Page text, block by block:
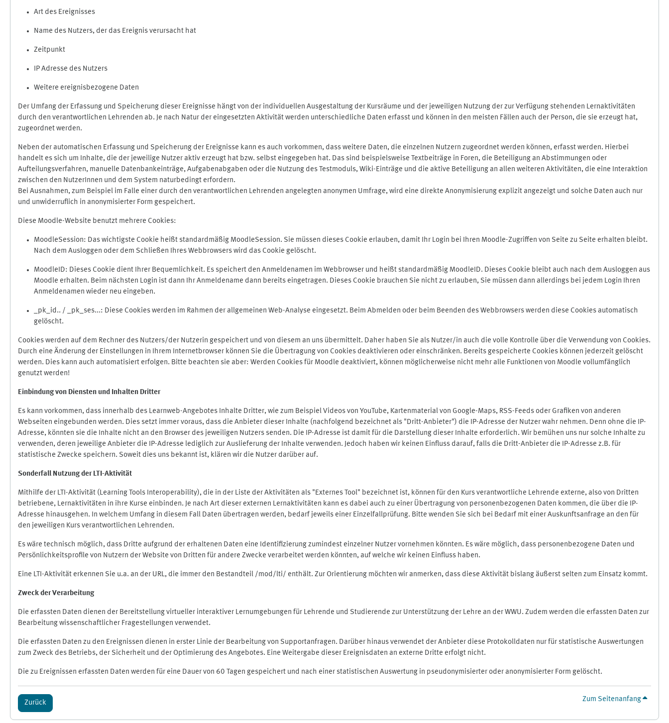
Art des Ereignisses
Name des Nutzers, der das Ereignis verursacht hat
Zeitpunkt
IP Adresse des Nutzers
Weitere ereignisbezogene Daten
Der Umfang der Erfassung und Speicherung dieser Ereignisse hängt von der individuellen Ausgestaltung der Kursräume und der jeweiligen Nutzung der zur Verfügung stehenden Lernaktivitäten
durch den verantwortlichen Lehrenden ab. Je nach Natur der eingesetzten Aktivität werden unterschiedliche Daten erfasst und können in den meisten Fällen auch der Person, die sie erzeugt hat,
zugeordnet werden.
Neben der automatischen Erfassung und Speicherung der Ereignisse kann es auch vorkommen, dass weitere Daten, die einzelnen Nutzern zugeordnet werden können, erfasst werden. Hierbei
handelt es sich um Inhalte, die der jeweilige Nutzer aktiv erzeugt hat bzw. selbst eingegeben hat. Das sind beispielsweise Textbeiträge in Foren, die Beteiligung an Abstimmungen oder
Aufteilungsverfahren, manuelle Datenbankeinträge, Aufgabenabgaben oder die Nutzung des Testmoduls, Wiki-Einträge und die aktive Beteiligung an allen weiteren Aktivitäten, die eine Interaktion
zwischen den NutzerInnen und dem System naturbedingt erfordern.
Bei Ausnahmen, zum Beispiel im Falle einer durch den verantwortlichen Lehrenden angelegten anonymen Umfrage, wird eine direkte Anonymisierung explizit angezeigt und solche Daten auch nur
und unwiderruflich in anonymisierter Form gespeichert.
Diese Moodle-Website benutzt mehrere Cookies:
MoodleSession: Das wichtigste Cookie heißt standardmäßig MoodleSession. Sie müssen dieses Cookie erlauben, damit Ihr Login bei Ihren Moodle-Zugriffen von Seite zu Seite erhalten bleibt.
Nach dem Ausloggen oder dem Schließen Ihres Webbrowsers wird das Cookie gelöscht.
MoodleID: Dieses Cookie dient Ihrer Bequemlichkeit. Es speichert den Anmeldenamen im Webbrowser und heißt standardmäßig MoodleID. Dieses Cookie bleibt auch nach dem Ausloggen aus
Moodle erhalten. Beim nächsten Login ist dann Ihr Anmeldename dann bereits eingetragen. Dieses Cookie brauchen Sie nicht zu erlauben, Sie müssen dann allerdings bei jedem Login Ihren
Anmeldenamen wieder neu eingeben.
_pk_id.. / _pk_ses...: Diese Cookies werden im Rahmen der allgemeinen Web-Analyse eingesetzt. Beim Abmelden oder beim Beenden des Webbrowsers werden diese Cookies automatisch
gelöscht.
Cookies werden auf dem Rechner des Nutzers/der Nutzerin gespeichert und von diesem an uns übermittelt. Daher haben Sie als Nutzer/in auch die volle Kontrolle über die Verwendung von Cookies.
Durch eine Änderung der Einstellungen in Ihrem Internetbrowser können Sie die Übertragung von Cookies deaktivieren oder einschränken. Bereits gespeicherte Cookies können jederzeit gelöscht
werden. Dies kann auch automatisiert erfolgen. Bitte beachten sie aber: Werden Cookies für Moodle deaktiviert, können möglicherweise nicht mehr alle Funktionen von Moodle vollumfänglich
genutzt werden!
Einbindung von Diensten und Inhalten Dritter
Es kann vorkommen, dass innerhalb des Learnweb-Angebotes Inhalte Dritter, wie zum Beispiel Videos von YouTube, Kartenmaterial von Google-Maps, RSS-Feeds oder Grafiken von anderen
Webseiten eingebunden werden. Dies setzt immer voraus, dass die Anbieter dieser Inhalte (nachfolgend bezeichnet als "Dritt-Anbieter") die IP-Adresse der Nutzer wahr nehmen. Denn ohne die IP-
Adresse, könnten sie die Inhalte nicht an den Browser des jeweiligen Nutzers senden. Die IP-Adresse ist damit für die Darstellung dieser Inhalte erforderlich. Wir bemühen uns nur solche Inhalte zu
verwenden, deren jeweilige Anbieter die IP-Adresse lediglich zur Auslieferung der Inhalte verwenden. Jedoch haben wir keinen Einfluss darauf, falls die Dritt-Anbieter die IP-Adresse z.B. für
statistische Zwecke speichern. Soweit dies uns bekannt ist, klären wir die Nutzer darüber auf.
Sonderfall Nutzung der LTI-Aktivität
Mithilfe der LTI-Aktivität (Learning Tools Interoperability), die in der Liste der Aktivitäten als "Externes Tool" bezeichnet ist, können für den Kurs verantwortliche Lehrende externe, also von Dritten
betriebene, Lernaktivitäten in ihre Kurse einbinden. Je nach Art dieser externen Lernaktivitäten kann es dabei auch zu einer Übertragung von personenbezogenen Daten kommen, die über die IP-
Adresse hinausgehen. In welchem Umfang in diesem Fall Daten übertragen werden, bedarf jeweils einer Einzelfallprüfung. Bitte wenden Sie sich bei Bedarf mit einer Auskunftsanfrage an den für
den jeweiligen Kurs verantwortlichen Lehrenden.
Es wäre technisch möglich, dass Dritte aufgrund der erhaltenen Daten eine Identifizierung zumindest einzelner Nutzer vornehmen könnten. Es wäre möglich, dass personenbezogene Daten und
Persönlichkeitsprofile von Nutzern der Website von Dritten für andere Zwecke verarbeitet werden könnten, auf welche wir keinen Einfluss haben.
Eine LTI-Aktivität erkennen Sie u.a. an der URL, die immer den Bestandteil /mod/lti/ enthält. Zur Orientierung möchten wir anmerken, dass diese Aktivität bislang äußerst selten zum Einsatz kommt.
Zweck der Verarbeitung
Die erfassten Daten dienen der Bereitstellung virtueller interaktiver Lernumgebungen für Lehrende und Studierende zur Unterstützung der Lehre an der WWU. Zudem werden die erfassten Daten zur
Bearbeitung wissenschaftlicher Fragestellungen verwendet.
Die erfassten Daten zu den Ereignissen dienen in erster Linie der Bearbeitung von Supportanfragen. Darüber hinaus verwendet der Anbieter diese Protokolldaten nur für statistische Auswertungen
zum Zweck des Betriebs, der Sicherheit und der Optimierung des Angebotes. Eine Weitergabe dieser Ereignisdaten an externe Dritte erfolgt nicht.
Die zu Ereignissen erfassten Daten werden für eine Dauer von 60 Tagen gespeichert und nach einer statistischen Auswertung in pseudonymisierter oder anonymisierter Form gelöscht.
Zurück Zum Seitenanfang